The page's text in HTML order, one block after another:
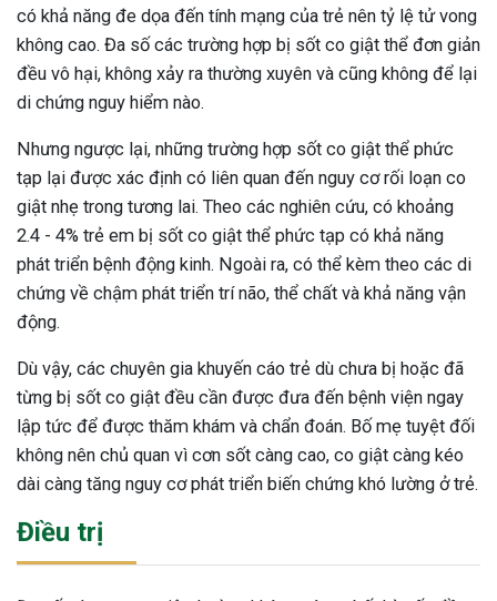
có khả năng đe dọa đến tính mạng của trẻ nên tỷ lệ tử vong
không cao. Đa số các trường hợp bị sốt co giật thể đơn giản
đều vô hại, không xảy ra thường xuyên và cũng không để lại
di chứng nguy hiểm nào.
Nhưng ngược lại, những trường hợp sốt co giật thể phức
tạp lại được xác định có liên quan đến nguy cơ rối loạn co
giật nhẹ trong tương lai. Theo các nghiên cứu, có khoảng
2.4 - 4% trẻ em bị sốt co giật thể phức tạp có khả năng
phát triển bệnh động kinh. Ngoài ra, có thể kèm theo các di
chứng về chậm phát triển trí não, thể chất và khả năng vận
động.
Dù vậy, các chuyên gia khuyến cáo trẻ dù chưa bị hoặc đã
từng bị sốt co giật đều cần được đưa đến bệnh viện ngay
lập tức để được thăm khám và chẩn đoán. Bố mẹ tuyệt đối
không nên chủ quan vì cơn sốt càng cao, co giật càng kéo
dài càng tăng nguy cơ phát triển biến chứng khó lường ở trẻ.
Điều trị